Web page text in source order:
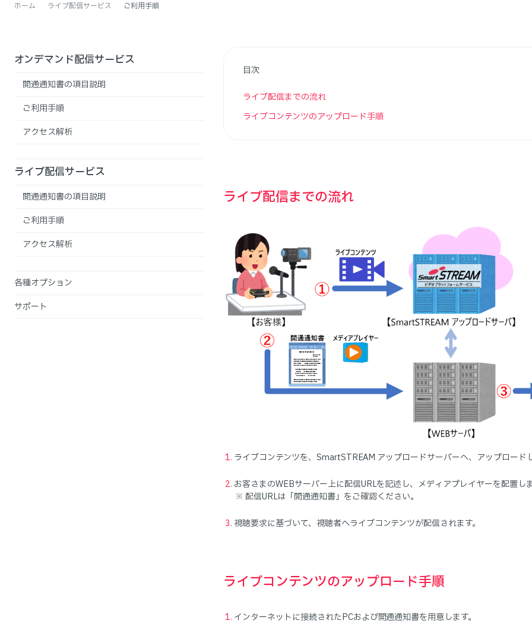
ホーム ライブ配信サービス ご利用手順
オンデマンド配信サービス
開通通知書の項目説明
ご利用手順
アクセス解析
ライブ配信サービス
開通通知書の項目説明
ご利用手順
アクセス解析
各種オプション
サポート
目次
ライブ配信までの流れ
ライブコンテンツのアップロード手順
ライブ配信までの流れ
ライブコンテンツを、SmartSTREAM アップロードサーバーへ、アップロード
お客さまのWEBサーバー上に配信URLを記述し、メディアプレイヤーを配置し
※ 配信URLは「開通通知書」をご確認ください。
視聴要求に基づいて、視聴者へライブコンテンツが配信されます。
ライブコンテンツのアップロード手順
インターネットに接続されたPCおよび開通通知書を用意します。